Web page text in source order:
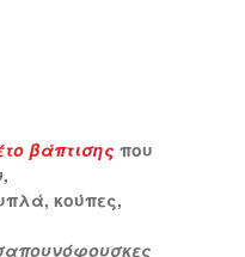
βάπτισης που
κούπες,